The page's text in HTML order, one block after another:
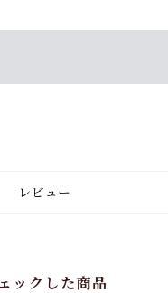
レビュー
ックした商品